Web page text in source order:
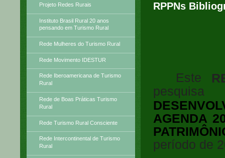
Projeto Redes Rurais
Instituto Brasil Rural 20 anos
pensando em Turismo Rural
Rede Mulheres do Turismo Rural
Rede Movimento IDESTUR
Rede Iberoamericana de Turismo
Rural
Rede de Boas Práticas Turismo
Rural
Rede Turismo Rural Consciente
Rede Intercontinental de Turismo
Rural
RPPNs
Este
AGENDA
período de